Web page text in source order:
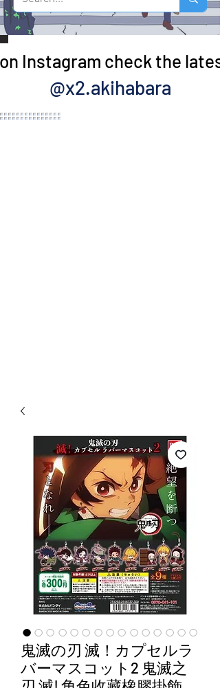
WECHAT 微信諮詢
Instagram check the
@x2.akihabara
鬼滅の刃 滅！カプセルラ
バーマスコット2 鬼滅之